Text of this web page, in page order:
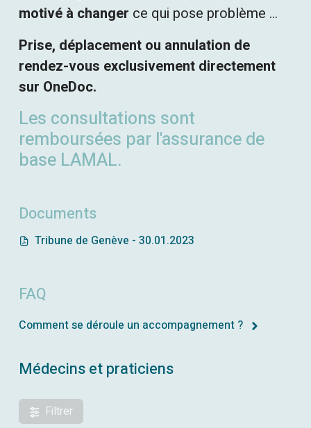
motivé à changer ce qui pose problème ...
Prise, déplacement ou annulation de
rendez-vous exclusivement directement
sur OneDoc.
Les consultations sont
remboursées par l'assurance de
base LAMAL.
Documents
Tribune de Genève - 30.01.2023
FAQ
Comment se déroule un accompagnement ?
Médecins et praticiens
Filtrer